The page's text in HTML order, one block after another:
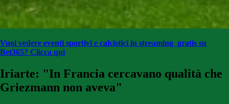
Vuoi vedere eventi sportivi e calcistici in streaming gratis su
Bet365? Clicca qui
Iriarte: "In Francia cercavano qualità che
Griezmann non aveva"